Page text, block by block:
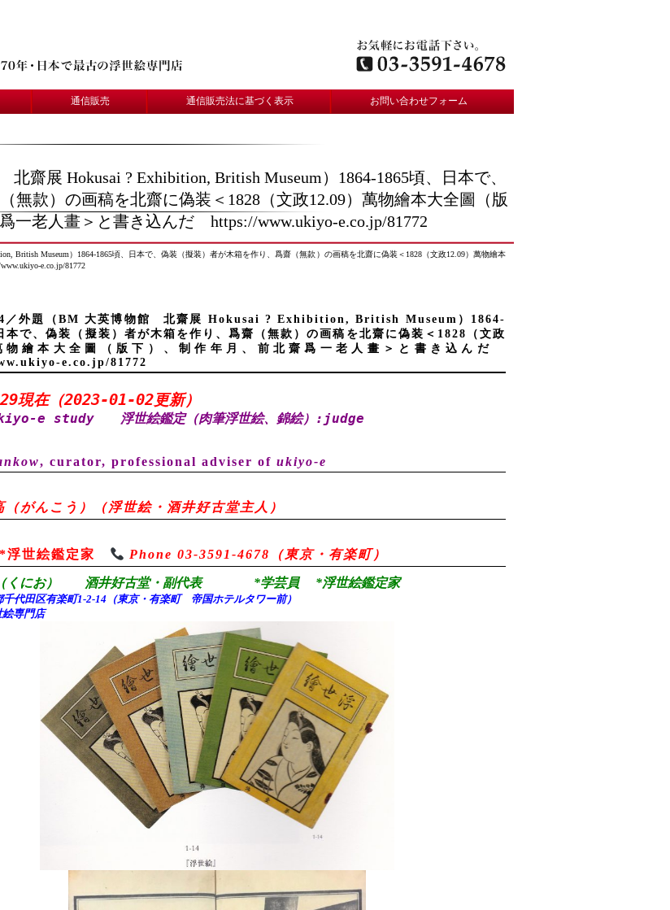
通信販売 通信販売法に基づく表示 お問い合わせフォーム
齋展 Hokusai ? Exhibition, British Museum）1864-1865頃、日本で、
無款）の画稿を北齋に偽装＜1828（文政12.09）萬物繪本大全圖（版
一老人畫＞と書き込んだ https://www.ukiyo-e.co.jp/81772
British Museum）1864-1865頃、日本で、偽装（擬装）者が木箱を作り、爲齋（無款）の画稿を北齋に偽装＜1828（文政12.09）萬物繪本
e.co.jp/81772
／外題（BM 大英博物館 北齋展 Hokusai ? Exhibition, British Museum）1864-
本で、偽装（擬装）者が木箱を作り、爲齋（無款）の画稿を北齋に偽装＜1828（文政
物繪本大全圖（版下）、制作年月、前北齋爲一老人畫＞と書き込んだ
e.co.jp/81772
現在（2023-01-02更新）
e study 浮世絵鑑定（肉筆浮世絵、錦絵） :judge
, curator, professional adviser of ukiyo-e
がんこう）（浮世絵・酒井好古堂主人）
世絵鑑定家 Phone 03-3591-4678（東京・有楽町）
くにお） 酒井好古堂・副代表 *学芸員 *浮世絵鑑定家
千代田区有楽町1-2-14（東京・有楽町 帝国ホテルタワー前）
絵専門店